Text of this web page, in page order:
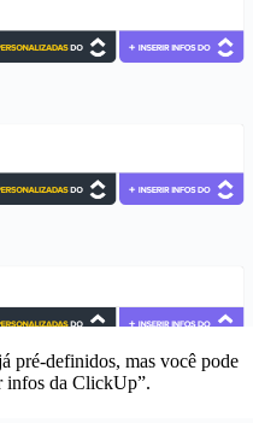
pré-definidos, mas você pode
infos da ClickUp”.